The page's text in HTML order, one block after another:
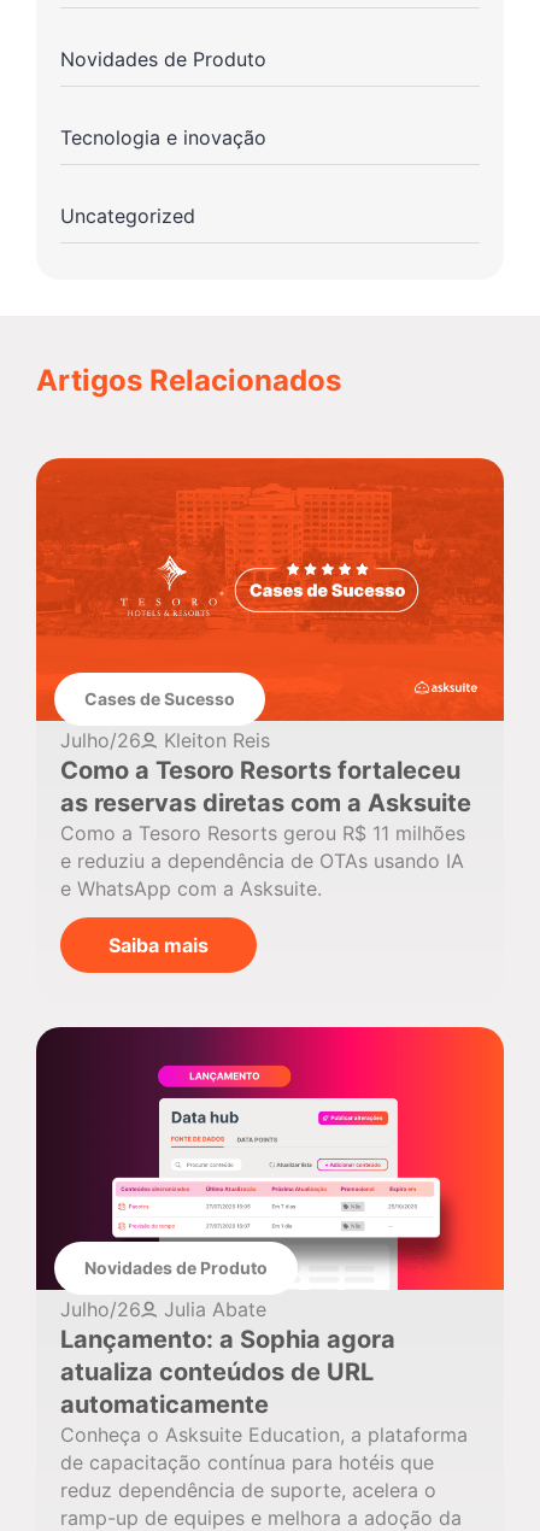
Novidades de Produto
Tecnologia e inovação
Uncategorized
Artigos Relacionados
Cases de Sucesso
Julho/26 Kleiton Reis
Como a Tesoro Resorts fortaleceu
as reservas diretas com a Asksuite
Como a Tesoro Resorts gerou R$ 11 milhões
e reduziu a dependência de OTAs usando IA
e WhatsApp com a Asksuite.
Saiba mais
Novidades de Produto
Julho/26 Julia Abate
Lançamento: a Sophia agora
atualiza conteúdos de URL
automaticamente
Conheça o Asksuite Education, a plataforma
de capacitação contínua para hotéis que
reduz dependência de suporte, acelera o
ramp-up de equipes e melhora a adoção da